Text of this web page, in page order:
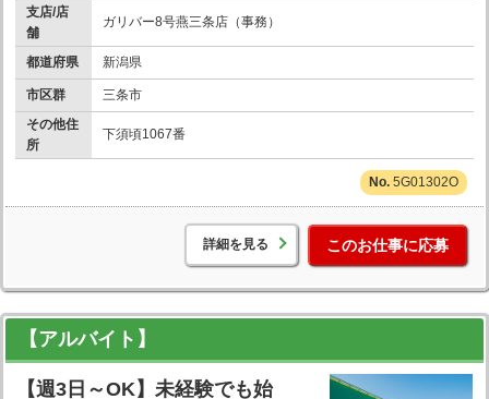
支店/店
舗
ガリバー8号燕三条店（事務）
都道府県 新潟県
市区群
三条市
その他住
所
下須頃1067番
5G01302O
詳細を見る このお仕事に応募
【アルバイト】
【週3日～OK】未経験でも始